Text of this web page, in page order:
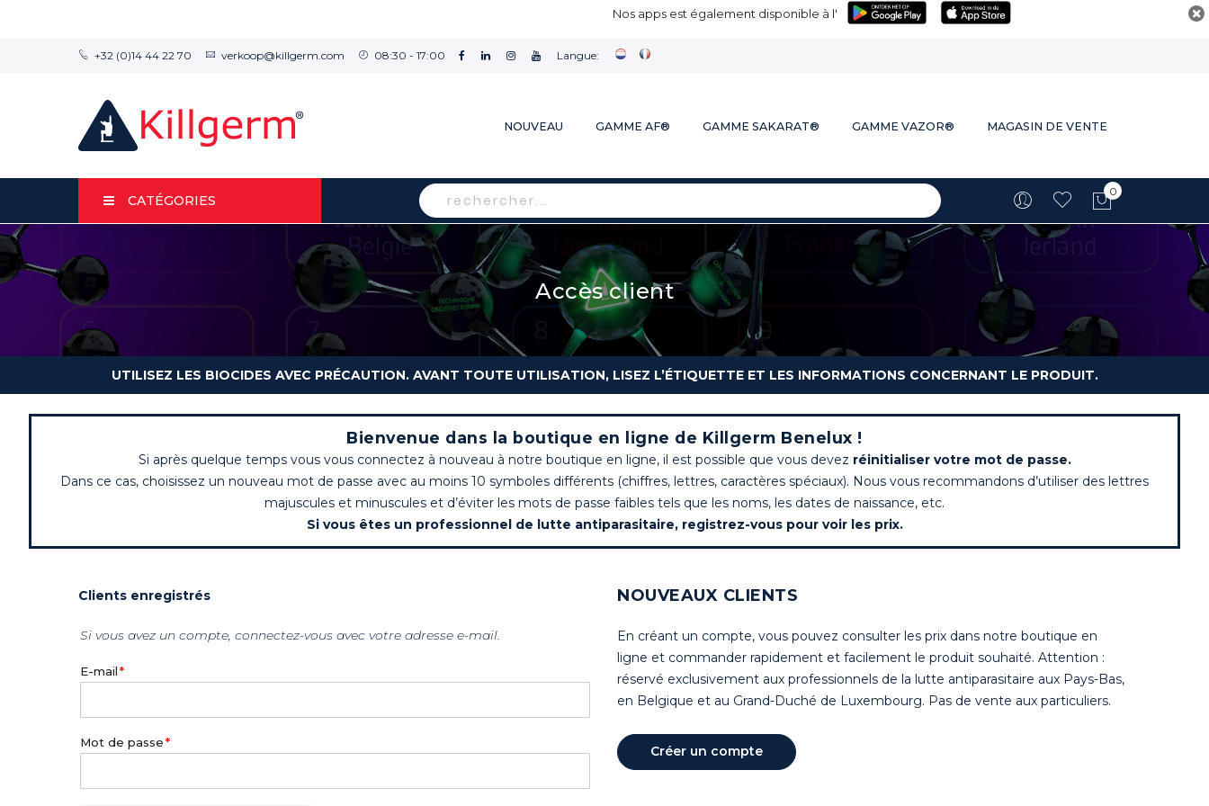
Nos apps est également disponible à l'
+32 (0)14 44 22 70 verkoop@killgerm.com 08:30 - 17:00 Langue:
NOUVEAU GAMME AF® GAMME SAKARAT® GAMME VAZOR® MAGASIN DE VENTE
CATÉGORIES
Rechercher Mon
0
Accès client
UTILISEZ LES BIOCIDES AVEC PRÉCAUTION. AVANT TOUTE UTILISATION, LISEZ L’ÉTIQUETTE ET LES INFORMATIONS CONCERNANT LE PRODUIT.
Bienvenue dans la boutique en ligne de Killgerm Benelux !
Si après quelque temps vous vous connectez à nouveau à notre boutique en ligne, il est possible que vous devez réinitialiser votre mot de passe.
Dans ce cas, choisissez un nouveau mot de passe avec au moins 10 symboles différents (chiffres, lettres, caractères spéciaux). Nous vous recommandons d’utiliser des lettres
majuscules et minuscules et d’éviter les mots de passe faibles tels que les noms, les dates de naissance, etc.
Si vous êtes un professionnel de lutte antiparasitaire, registrez-vous pour voir les prix.
Clients enregistrés
Si vous avez un compte, connectez-vous avec votre adresse e-mail.
E-mail
Mot de passe
NOUVEAUX CLIENTS
En créant un compte, vous pouvez consulter les prix dans notre boutique en
ligne et commander rapidement et facilement le produit souhaité. Attention :
réservé exclusivement aux professionnels de la lutte antiparasitaire aux Pays-Bas,
en Belgique et au Grand-Duché de Luxembourg. Pas de vente aux particuliers.
Créer un compte